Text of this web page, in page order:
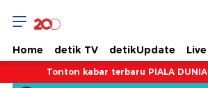
Home detik TV detikUpdate
Tonton kabar terbaru PIALA DUNIA